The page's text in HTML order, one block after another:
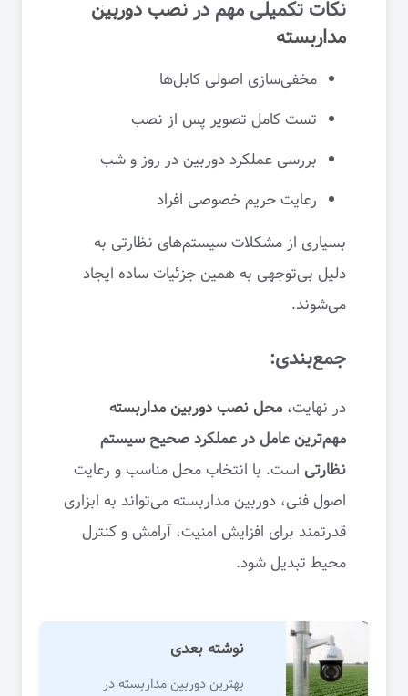
نکات تکمیلی مهم درنصب دوربین
مداربسته
مخفی‌سازی اصولی کابل‌ها
تست کامل تصویر پس از نصب
بررسی عملکرد دوربین در روز و شب
رعایت حریم خصوصی افراد
بسیاری از مشکلات سیستم‌های نظارتی به
دلیل بی‌توجهی به همین جزئیات ساده ایجاد
می‌شوند.
جمع‌بندی:
در نهایت، محل نصب دوربین مداربسته
مهم‌ترین عامل در عملکرد صحیح سیستم
نظارتی است. با انتخاب محل مناسب و رعایت
اصول فنی، دوربین مداربسته می‌تواند به ابزاری
قدرتمند برای افزایش امنیت، آرامش و کنترل
محیط تبدیل شود.
نوشته بعدی
بهترین دوربین مداربسته در